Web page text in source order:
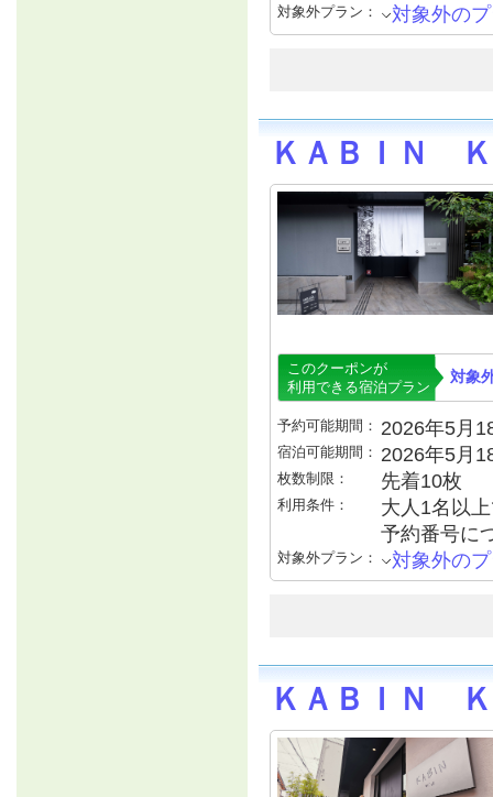
対象外プラン： 対象外の
ＫＡＢＩＮ
このクーポンが
利用できる宿泊プラン
対象
予約可能期間： 2026年5月
宿泊可能期間： 2026年5月
枚数制限： 先着10枚
利用条件：
大人1名以
予約番号に
対象外プラン： 対象外の
ＫＡＢＩＮ